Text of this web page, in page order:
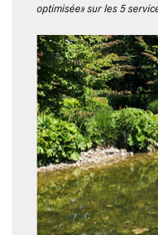
optimisée» sur les 5